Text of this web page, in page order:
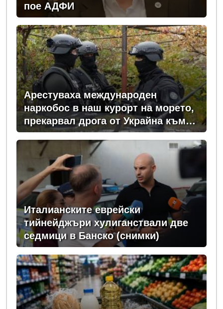
пое АДФИ
Арестуваха международен
наркобос в наш курорт на морето,
прекарвал дрога от Украйна към
ЕС
Италианските еврейски
тийнейджъри хулиганствали две
седмици в Банско (снимки)